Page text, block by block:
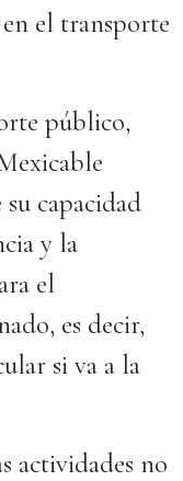
el transporte
público,
capacidad
y la
el
es decir,
si va a la
actividades no